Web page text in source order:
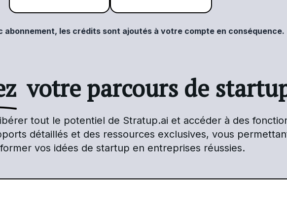
abonnement, les crédits sont ajoutés à votre compte en conséquence.
votre parcours de
tout le potentiel de Stratup.ai et accéder à des
détaillés et des ressources exclusives, vous
vos idées de startup en entreprises réussies.